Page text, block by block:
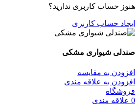
هنوز حساب کاربری ندارید؟
ایجاد حساب کاربری
صندلی شیواری مشکی
افزودن به مقایسه
افزودن به علاقه مندی
فروشگاه
0 علاقه مندی